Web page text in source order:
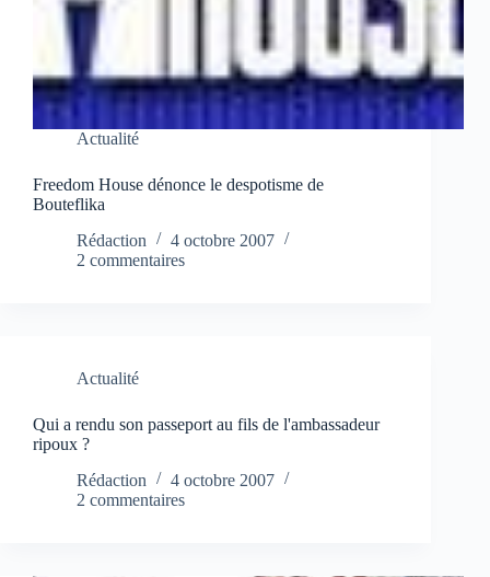
Actualité
Freedom House dénonce le despotisme de
Bouteflika
Rédaction
4 octobre 2007
2 commentaires
Actualité
Qui a rendu son passeport au fils de l'ambassadeur
ripoux ?
Rédaction
4 octobre 2007
2 commentaires